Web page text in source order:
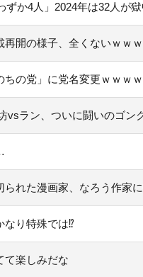
ずか4人」2024年は32人が
再開の様子、全くないｗｗ
ちの党」に党名変更ｗｗｗ
vsラン、ついに闘いのゴン
られた漫画家、なろう作家
なり特殊では⁉
て楽しみだな